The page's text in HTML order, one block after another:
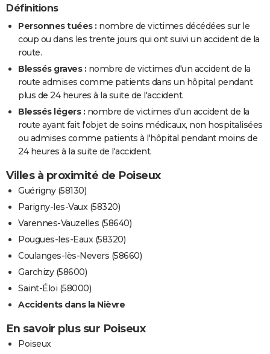
Définitions
Personnes tuées : nombre de victimes décédées sur le
coup ou dans les trente jours qui ont suivi un accident de la
route.
Blessés graves : nombre de victimes d'un accident de la
route admises comme patients dans un hôpital pendant
plus de 24 heures à la suite de l'accident.
Blessés légers : nombre de victimes d'un accident de la
route ayant fait l'objet de soins médicaux, non hospitalisées
ou admises comme patients à l'hôpital pendant moins de
24 heures à la suite de l'accident.
Villes à proximité de Poiseux
Guérigny (58130)
Parigny-les-Vaux (58320)
Varennes-Vauzelles (58640)
Pougues-les-Eaux (58320)
Coulanges-lès-Nevers (58660)
Garchizy (58600)
Saint-Éloi (58000)
Accidents dans la Nièvre
En savoir plus sur Poiseux
Poiseux